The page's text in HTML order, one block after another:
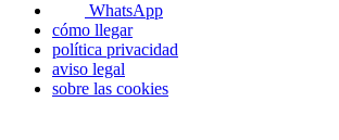
WhatsApp
cómo llegar
política privacidad
aviso legal
sobre las cookies